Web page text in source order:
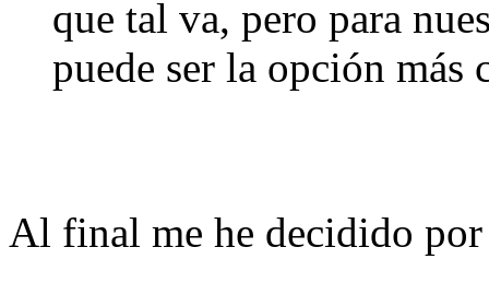
que tal va, pero para
puede ser la opción más
Al final me he decidido